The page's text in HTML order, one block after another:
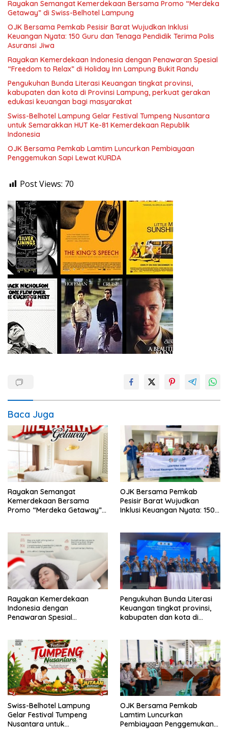
Rayakan Semangat Kemerdekaan Bersama Promo “Merdeka
Getaway” di Swiss-Belhotel Lampung
OJK Bersama Pemkab Pesisir Barat Wujudkan Inklusi
Keuangan Nyata: 150 Guru dan Tenaga Pendidik Terima Polis
Asuransi Jiwa
Rayakan Kemerdekaan Indonesia dengan Penawaran Spesial
“Freedom to Relax” di Holiday Inn Lampung Bukit Randu
Pengukuhan Bunda Literasi Keuangan tingkat provinsi,
kabupaten dan kota di Provinsi Lampung, perkuat gerakan
edukasi keuangan bagi masyarakat
Swiss-Belhotel Lampung Gelar Festival Tumpeng Nusantara
untuk Semarakkan HUT Ke-81 Kemerdekaan Republik
Indonesia
OJK Bersama Pemkab Lamtim Luncurkan Pembiayaan
Penggemukan Sapi Lewat KURDA
Post Views: 70
Baca Juga
Rayakan Semangat
Kemerdekaan Bersama
Promo “Merdeka Getaway”
OJK Bersama Pemkab
Pesisir Barat Wujudkan
Inklusi Keuangan Nyata: 150
Rayakan Kemerdekaan
Indonesia dengan
Penawaran Spesial
Randu
Pengukuhan Bunda Literasi
Keuangan tingkat provinsi,
kabupaten dan kota di
bagi masyarakat
Swiss-Belhotel Lampung
Gelar Festival Tumpeng
Nusantara untuk
OJK Bersama Pemkab
Lamtim Luncurkan
Pembiayaan Penggemukan